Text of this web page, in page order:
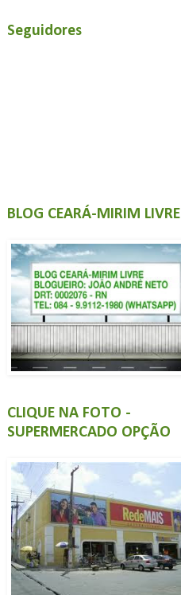
Seguidores
BLOG CEARÁ-MIRIM LIVRE
CLIQUE NA FOTO -
SUPERMERCADO OPÇÃO